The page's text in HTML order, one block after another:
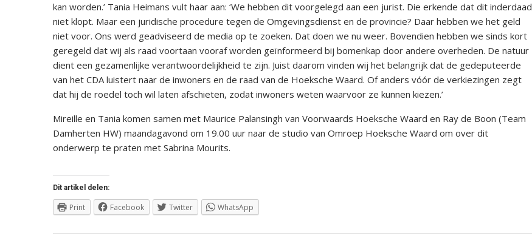
kan worden.’ Tania Heimans vult haar aan: ‘We hebben dit voorgelegd aan een jurist. Die erkende dat dit inderdaad
niet klopt. Maar een juridische procedure tegen de Omgevingsdienst en de provincie? Daar hebben we het geld
niet voor. Ons werd geadviseerd de media op te zoeken. Dat doen we nu weer. Bovendien hebben we sinds kort
geregeld dat wij als raad voortaan vooraf worden geïnformeerd bij bomenkap door andere overheden. De natuur
dient een gezamenlijke verantwoordelijkheid te zijn. Juist daarom vinden wij het belangrijk dat de gedeputeerde
van het CDA luistert naar de inwoners en de raad van de Hoeksche Waard. Of anders vóór de verkiezingen zegt
dat hij de roedel toch wil laten afschieten, zodat inwoners weten waarvoor ze kunnen kiezen.’
Mireille en Tania komen samen met Maurice Palansingh van Voorwaards Hoeksche Waard en Ray de Boon (Team
Damherten HW) maandagavond om 19.00 uur naar de studio van Omroep Hoeksche Waard om over dit
onderwerp te praten met Sabrina Mourits.
Dit artikel delen:
Print Facebook Twitter WhatsApp